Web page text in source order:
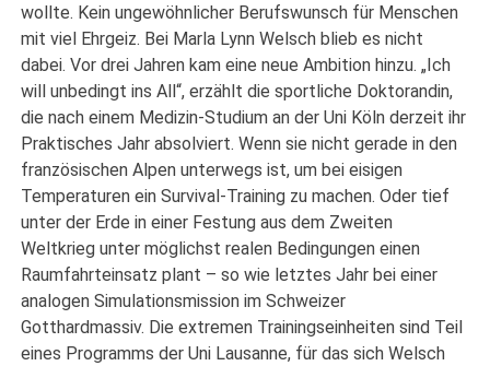
wollte. Kein ungewöhnlicher Berufswunsch für Menschen
mit viel Ehrgeiz. Bei Marla Lynn Welsch blieb es nicht
dabei. Vor drei Jahren kam eine neue Ambition hinzu. „Ich
will unbedingt ins All“, erzählt die sportliche Doktorandin,
die nach einem Medizin-Studium an der Uni Köln derzeit ihr
Praktisches Jahr absolviert. Wenn sie nicht gerade in den
französischen Alpen unterwegs ist, um bei eisigen
Temperaturen ein Survival-Training zu machen. Oder tief
unter der Erde in einer Festung aus dem Zweiten
Weltkrieg unter möglichst realen Bedingungen einen
Raumfahrteinsatz plant – so wie letztes Jahr bei einer
analogen Simulationsmission im Schweizer
Gotthardmassiv. Die extremen Trainingseinheiten sind Teil
eines Programms der Uni Lausanne, für das sich Welsch